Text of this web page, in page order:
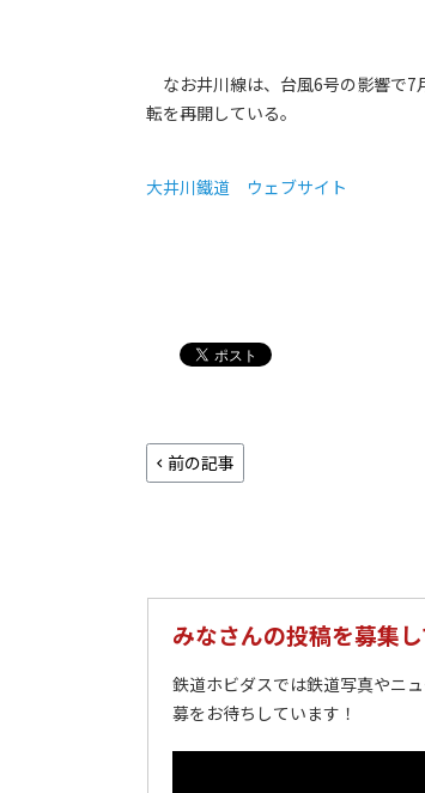
なお井川線は、台風6号の影響で7
転を再開している。
大井川鐵道 ウェブサイト
前の記事
みなさんの投稿を募集
鉄道ホビダスでは鉄道写真やニ
募をお待ちしています！